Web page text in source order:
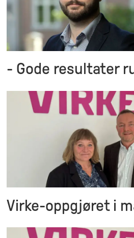
- Gode resultater
Virke-oppgjøret i